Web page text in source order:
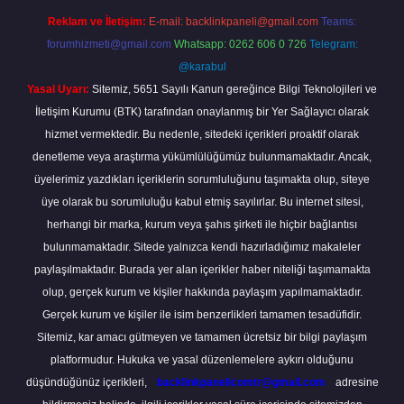
Reklam ve İletişim: E-mail: backlinkpaneli@gmail.com Teams:
forumhizmeti@gmail.com Whatsapp: 0262 606 0 726 Telegram:
@karabul
Yasal Uyarı: Sitemiz, 5651 Sayılı Kanun gereğince Bilgi Teknolojileri ve
İletişim Kurumu (BTK) tarafından onaylanmış bir Yer Sağlayıcı olarak
hizmet vermektedir. Bu nedenle, sitedeki içerikleri proaktif olarak
denetleme veya araştırma yükümlülüğümüz bulunmamaktadır. Ancak,
üyelerimiz yazdıkları içeriklerin sorumluluğunu taşımakta olup, siteye
üye olarak bu sorumluluğu kabul etmiş sayılırlar. Bu internet sitesi,
herhangi bir marka, kurum veya şahıs şirketi ile hiçbir bağlantısı
bulunmamaktadır. Sitede yalnızca kendi hazırladığımız makaleler
paylaşılmaktadır. Burada yer alan içerikler haber niteliği taşımamakta
olup, gerçek kurum ve kişiler hakkında paylaşım yapılmamaktadır.
Gerçek kurum ve kişiler ile isim benzerlikleri tamamen tesadüfidir.
Sitemiz, kar amacı gütmeyen ve tamamen ücretsiz bir bilgi paylaşım
platformudur. Hukuka ve yasal düzenlemelere aykırı olduğunu
düşündüğünüz içerikleri,
backlinkpanelicomtr@gmail.com
adresine